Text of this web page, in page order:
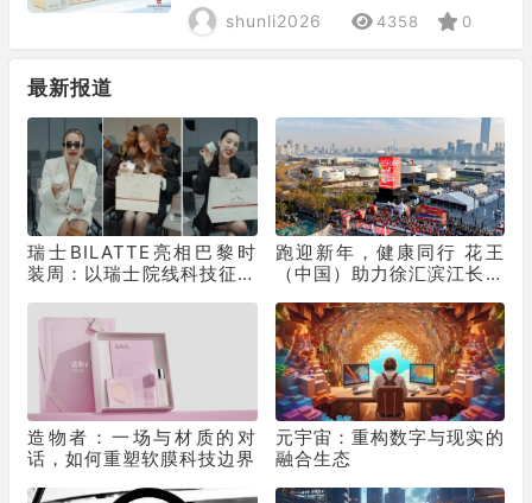
shunli2026 4358 0
最新报道
瑞士BILATTE亮相巴黎时
装周：以瑞士院线科技征服
挚荐
跑迎新年，健康同行 花王
（中国）助力徐汇滨江长跑
造物者：一场与材质的对
话，如何重塑软膜科技边界
元宇宙：重构数字与现实的
融合生态